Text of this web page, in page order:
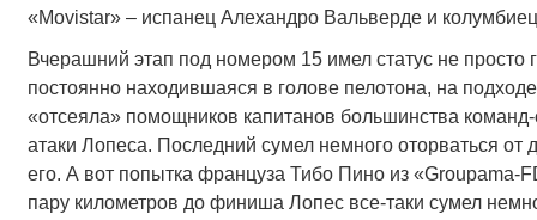
«Movistar» – испанец Алехандро Вальверде и
Вчерашний этап под номером 15 имел статус не просто
постоянно находившаяся в голове пелотона, на
«отсеяла» помощников капитанов большинства
атаки Лопеса. Последний сумел немного оторваться от
его. А вот попытка француза Тибо Пино из «Groupama-
пару километров до финиша Лопес все-таки сумел